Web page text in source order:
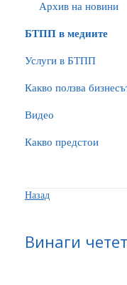
Архив на новини
БTПП в медиите
Услуги в БТПП
Какво ползва
Видео
Какво предстои
Назад
Винаги